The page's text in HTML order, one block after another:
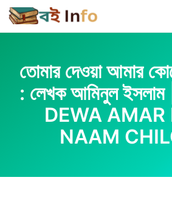
Skip
to
content
তোমার দেওয়া আমার
: লেখক আমিনুল
DEWA AMAR
NAAM